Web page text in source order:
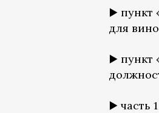
▶️ пункт
для
▶️ пункт
▶️ часть